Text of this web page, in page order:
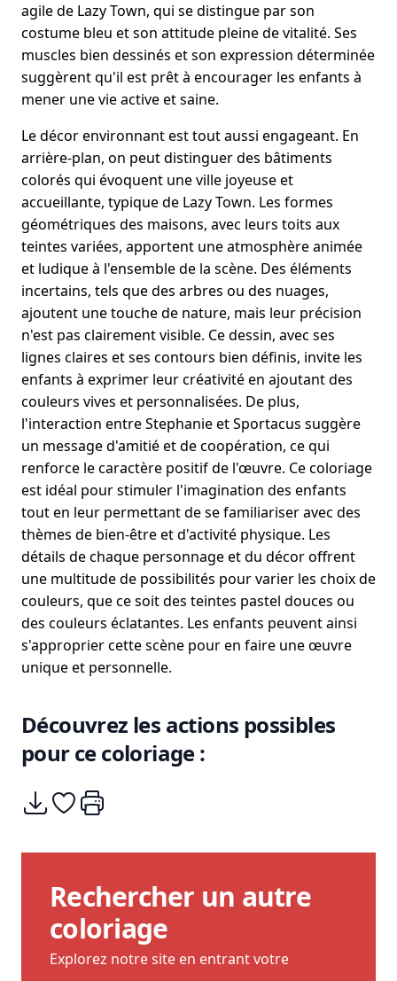
agile de Lazy Town, qui se distingue par son
costume bleu et son attitude pleine de vitalité. Ses
muscles bien dessinés et son expression déterminée
suggèrent qu'il est prêt à encourager les enfants à
mener une vie active et saine.
Le décor environnant est tout aussi engageant. En
arrière-plan, on peut distinguer des bâtiments
colorés qui évoquent une ville joyeuse et
accueillante, typique de Lazy Town. Les formes
géométriques des maisons, avec leurs toits aux
teintes variées, apportent une atmosphère animée
et ludique à l'ensemble de la scène. Des éléments
incertains, tels que des arbres ou des nuages,
ajoutent une touche de nature, mais leur précision
n'est pas clairement visible. Ce dessin, avec ses
lignes claires et ses contours bien définis, invite les
enfants à exprimer leur créativité en ajoutant des
couleurs vives et personnalisées. De plus,
l'interaction entre Stephanie et Sportacus suggère
un message d'amitié et de coopération, ce qui
renforce le caractère positif de l'œuvre. Ce coloriage
est idéal pour stimuler l'imagination des enfants
tout en leur permettant de se familiariser avec des
thèmes de bien-être et d'activité physique. Les
détails de chaque personnage et du décor offrent
une multitude de possibilités pour varier les choix de
couleurs, que ce soit des teintes pastel douces ou
des couleurs éclatantes. Les enfants peuvent ainsi
s'approprier cette scène pour en faire une œuvre
unique et personnelle.
Découvrez les actions possibles
pour ce coloriage :
Télécharger
Ajouter à mes coups de coeurs
Imprimer
Rechercher un autre
coloriage
Explorez notre site en entrant votre